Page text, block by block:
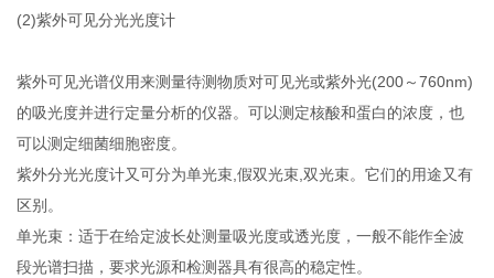
(2)紫外可见分光光度计
紫外可见光谱仪用来测量待测物质对可见光或紫外光(200～760nm)
的吸光度并进行定量分析的仪器。可以测定核酸和蛋白的浓度，也
可以测定细菌细胞密度。
紫外分光光度计又可分为单光束,假双光束,双光束。它们的用途又有
区别。
单光束：适于在给定波长处测量吸光度或透光度，一般不能作全波
段光谱扫描，要求光源和检测器具有很高的稳定性。